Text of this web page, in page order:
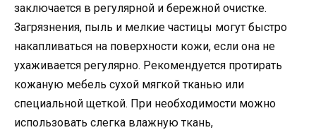
заключается в регулярной и бережной очистке.
Загрязнения, пыль и мелкие частицы могут быстро
накапливаться на поверхности кожи, если она не
ухаживается регулярно. Рекомендуется протирать
кожаную мебель сухой мягкой тканью или
специальной щеткой. При необходимости можно
использовать слегка влажную ткань,